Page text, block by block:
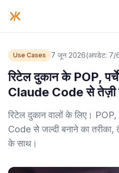
Use Cases 7 जून 2026(अपडेट: 7/
रिटेल दुकान के POP,
Claude Code से तेज़ी
रिटेल दुकान वालों के लिए।
Code से जल्दी बनाने का तरीका,
के साथ।